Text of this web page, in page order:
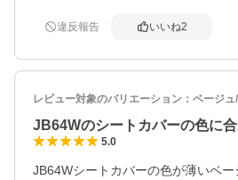
違反報告 いいね2
レビュー対象のバリエーション： ベージュ
JB64Wのシートカバーの色に
5.0
JB64Wシートカバーの色が薄いベ